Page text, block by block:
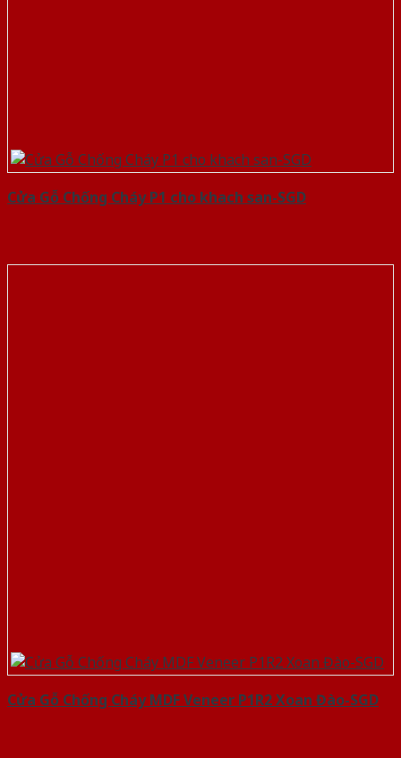
Cửa Gỗ Chống Cháy P1 cho khach san-SGD
Cửa Gỗ Chống Cháy MDF Veneer P1R2 Xoan Đào-SGD